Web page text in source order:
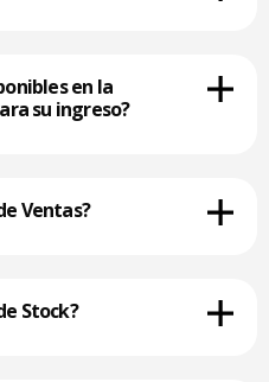
en la
su ingreso?
Ventas?
Stock?